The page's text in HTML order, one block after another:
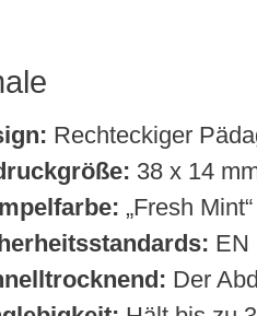
Rechteckiger
38 x 14
„Fresh
EN
Der